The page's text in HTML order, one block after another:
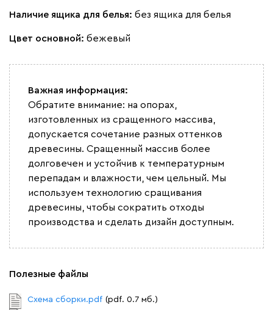
Вайт Латте
Альтеа
Бежевый Графит Молочный Серый
Дарте
Наличие ящика для белья: без ящика для белья
Цвет основной: бежевый
Важная информация:
Обратите внимание: на опорах,
изготовленных из сращенного массива,
допускается сочетание разных оттенков
древесины. Сращенный массив более
долговечен и устойчив к температурным
перепадам и влажности, чем цельный. Мы
используем технологию сращивания
древесины, чтобы сократить отходы
производства и сделать дизайн доступным.
Полезные файлы
Схема сборки.pdf (pdf. 0.7 мб.)